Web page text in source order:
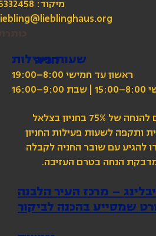
מיקוד: 6332458
שעות פעילות
ראשון עד חמישי 8:00–19:00
אורחי בית ליבלינג זכאים להנחה של 75% בחניון בצלאל
ותקפה לשעות פעילות החניון
הקפידו להגיע עם שובר החניה לקבלה
הנחה בטרם העזיבה.
– מרכז העיר הלבנה
שמסייע בהכנה לביקור
חניה